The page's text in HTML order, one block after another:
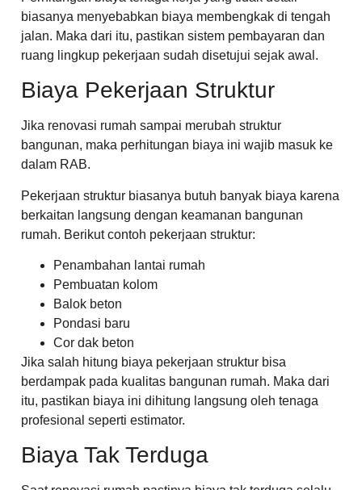
biasanya menyebabkan biaya membengkak di tengah
jalan. Maka dari itu, pastikan sistem pembayaran dan
ruang lingkup pekerjaan sudah disetujui sejak awal.
Biaya Pekerjaan Struktur
Jika renovasi rumah sampai merubah struktur
bangunan, maka perhitungan biaya ini wajib masuk ke
dalam RAB.
Pekerjaan struktur biasanya butuh banyak biaya karena
berkaitan langsung dengan keamanan bangunan
rumah. Berikut contoh pekerjaan struktur:
Penambahan lantai rumah
Pembuatan kolom
Balok beton
Pondasi baru
Cor dak beton
Jika salah hitung biaya pekerjaan struktur bisa
berdampak pada kualitas bangunan rumah. Maka dari
itu, pastikan biaya ini dihitung langsung oleh tenaga
profesional seperti estimator.
Biaya Tak Terduga